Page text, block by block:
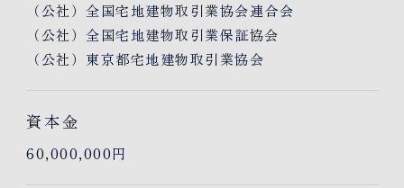
（公社）全国宅地建物取引業協会連合会
（公社）全国宅地建物取引業保証協会
（公社）東京都宅地建物取引業協会
資本金
60,000,000円